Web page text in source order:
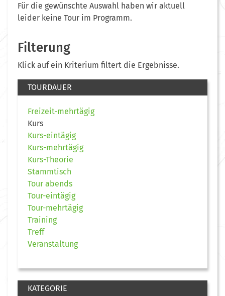
Für die gewünschte Auswahl haben wir aktuell
leider keine Tour im Programm.
Filterung
Klick auf ein Kriterium filtert die Ergebnisse.
TOURDAUER
Freizeit-mehrtägig
Kurs
Kurs-eintägig
Kurs-mehrtägig
Kurs-Theorie
Stammtisch
Tour abends
Tour-eintägig
Tour-mehrtägig
Training
Treff
Veranstaltung
KATEGORIE